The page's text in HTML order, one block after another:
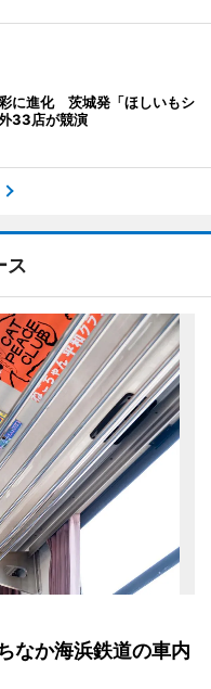
に進化 茨城発「ほしいもシ
33店が競演
ス
なか海浜鉄道の車内